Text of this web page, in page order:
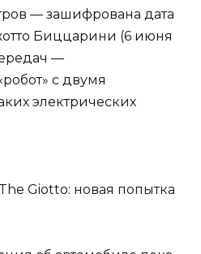
— зашифрована дата
Биццарини (6 июня
—
с двумя
электрических